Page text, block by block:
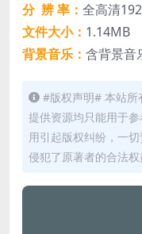
分 辨 率： 全高清
文件大小： 1.14MB
背景音乐： 含背景音
#版权声明# 本站所
提供资源均只能用于
用引起版权纠纷，一
侵犯了原著者的合法权